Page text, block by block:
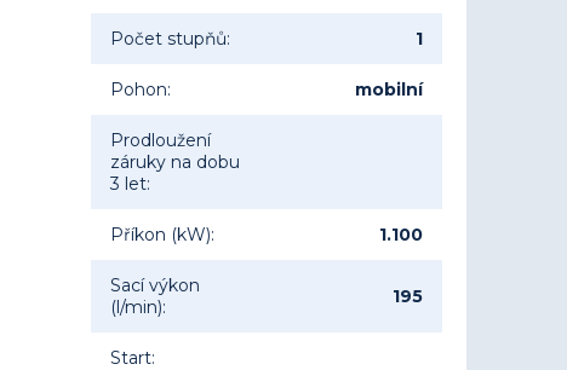
Počet stupňů: 1
Pohon: mobilní
Prodloužení
záruky na dobu
3 let:
Příkon (kW): 1.100
Sací výkon
(l/min): 195
Start: